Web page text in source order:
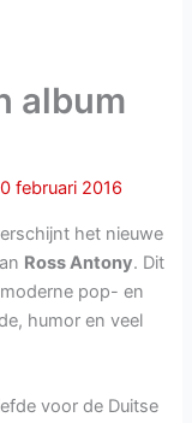
album
februari 2016
het nieuwe
Ross Antony. Dit
pop- en
humor en veel
voor de Duitse